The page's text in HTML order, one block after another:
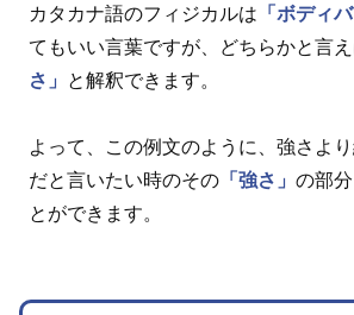
カタカナ語のフィジカルは 「ボディ
てもいい言葉ですが、どちらかと言
さ」
と解釈できます。
よって、この例文のように、強さよ
だと言いたい時のその 「強さ」 の部
とができます。